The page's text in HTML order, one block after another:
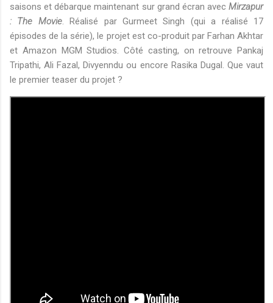
saisons et débarque maintenant sur grand écran avec Mirzapur
: The Movie. Réalisé par Gurmeet Singh (qui a réalisé 17
épisodes de la série), le projet est co-produit par Farhan Akhtar
et Amazon MGM Studios. Côté casting, on retrouve Pankaj
Tripathi, Ali Fazal, Divyenndu ou encore Rasika Dugal. Que vaut
le premier teaser du projet ?